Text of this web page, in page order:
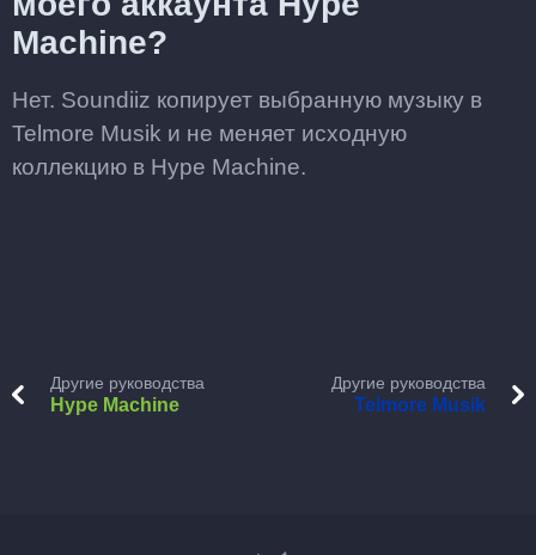
Machine?
Нет. Soundiiz копирует выбранную музыку в
Telmore Musik и не меняет исходную
коллекцию в Hype Machine.
Другие руководства
Hype Machine
Другие руководства
Telmore Musik